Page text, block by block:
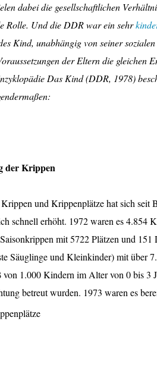
dabei die gesellschaftlichen
Rolle. Und die DDR war ein sehr
Kind, unabhängig von seiner
der Eltern die gleichen
Das Kind (DDR, 1978)
der Krippen
und Krippenplätze hat sich seit
schnell erhöht. 1972 waren es 4.854
mit 5722 Plätzen und 151
Säuglinge und Kleinkinder) mit über
von 1.000 Kindern im Alter von 0 bis 3
betreut wurden. 1973 waren es